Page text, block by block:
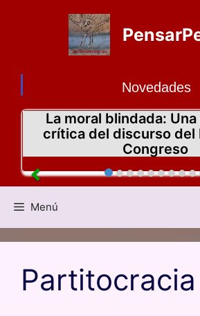
Novedades
La moral blindada:
crítica del discurso del
Congreso
Menú
Partitocracia